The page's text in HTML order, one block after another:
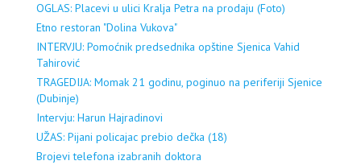
OGLAS: Placevi u ulici Kralja Petra na prodaju (Foto)
Etno restoran "Dolina Vukova"
INTERVJU: Pomoćnik predsednika opštine Sjenica Vahid
Tahirović
TRAGEDIJA: Momak 21 godinu, poginuo na periferiji Sjenice
(Dubinje)
Intervju: Harun Hajradinovi
UŽAS: Pijani policajac prebio dečka (18)
Brojevi telefona izabranih doktora